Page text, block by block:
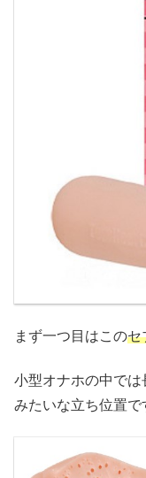
まず一つ目はこのセ
小型オナホの中で
みたいな立ち位置で